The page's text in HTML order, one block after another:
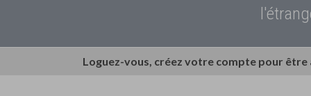
Loguez-vous, créez votre compte pour